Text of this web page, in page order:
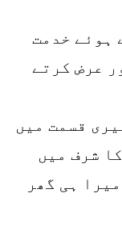
ہوئے خدمت
عرض کرتے
قسمت میں
شرف میں
ہی گھر